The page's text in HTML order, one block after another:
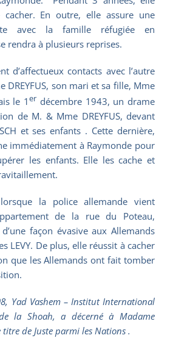
En outre, elle assure une
avec la famille réfugiée en
rendra à plusieurs reprises.
d’affectueux contacts avec l’autre
son mari et sa fille, Mme
le 1er décembre 1943, un drame
de M. & Mme DREYFUS, devant
et ses enfants . Cette dernière,
immédiatement à Raymonde pour
les enfants. Elle les cache et
la police allemande vient
de la rue du Poteau,
façon évasive aux Allemands
LEVY. De plus, elle réussit à cacher
que les Allemands ont fait tomber
Yad Vashem – Institut International
la Shoah, a décerné à Madame
titre de Juste parmi les Nations .